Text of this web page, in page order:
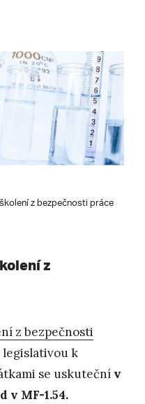
z bezpečnosti práce
z
z bezpečnosti
legislativou k
se uskuteční v
v MF-1.54.